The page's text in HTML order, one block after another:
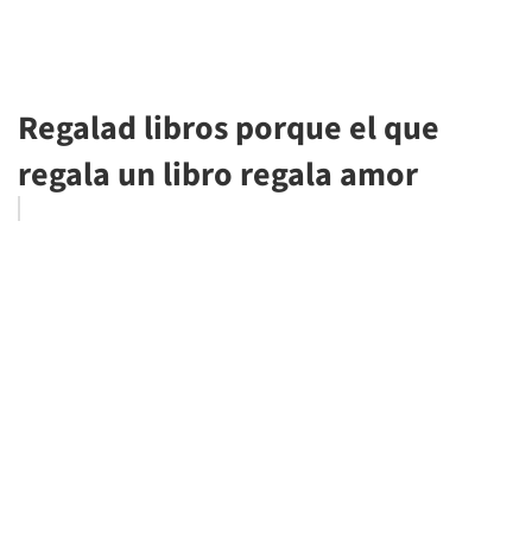
Regalad libros porque el que
regala un libro regala amor